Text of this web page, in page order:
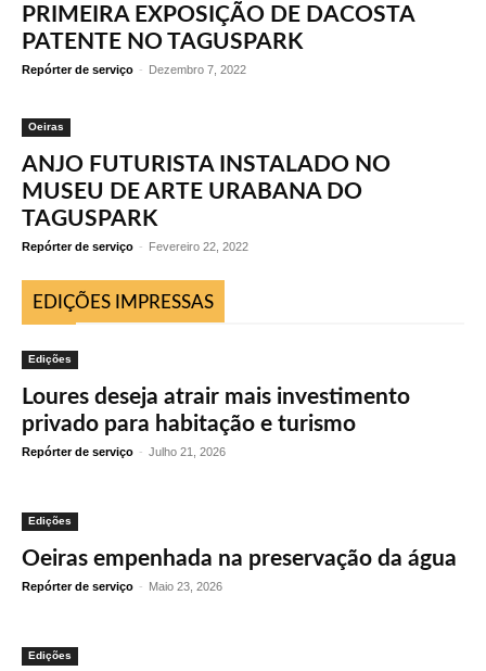
PRIMEIRA EXPOSIÇÃO DE DACOSTA
PATENTE NO TAGUSPARK
Repórter de serviço - Dezembro 7, 2022
Oeiras
ANJO FUTURISTA INSTALADO NO
MUSEU DE ARTE URABANA DO
TAGUSPARK
Repórter de serviço - Fevereiro 22, 2022
EDIÇÕES IMPRESSAS
Edições
Loures deseja atrair mais investimento
privado para habitação e turismo
Repórter de serviço - Julho 21, 2026
Edições
Oeiras empenhada na preservação da água
Repórter de serviço - Maio 23, 2026
Edições